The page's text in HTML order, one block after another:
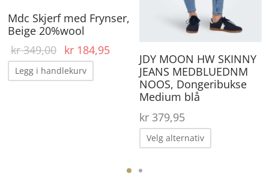
Mdc Skjerf med Frynser,
Beige 20%wool
kr349,00
Opprinnelig
pris var:
kr 349,00.
kr184,95
pris er:
kr 184,95.
Legg i handlekurv
JDY MOON HW SKINNY
JEANS MEDBLUEDNM
NOOS, Dongeribukse
Medium blå
kr379,95
Velg alternativ
Dette
produktet